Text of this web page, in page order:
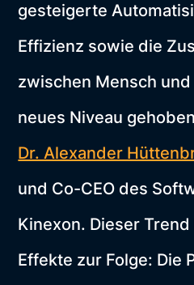
gesteigerte
Effizienz sowie die
zwischen Mensch
neues Niveau
Dr. Alexander
und Co-CEO des
Kinexon. Dieser
Effekte zur Folge: Die